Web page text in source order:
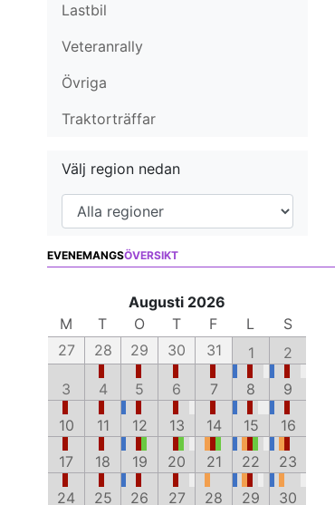
Lastbil
Veteranrally
Övriga
Traktorträffar
Välj region nedan
EVENEMANGSÖVERSIKT
Augusti 2026
M
T O T F L
S
27
28 29 30 31 1
2
3
4 5 6 7 8
9
10
11 12 13 14 15
16
17
18 19 20 21 22
23
24
25 26 27 28 29 30